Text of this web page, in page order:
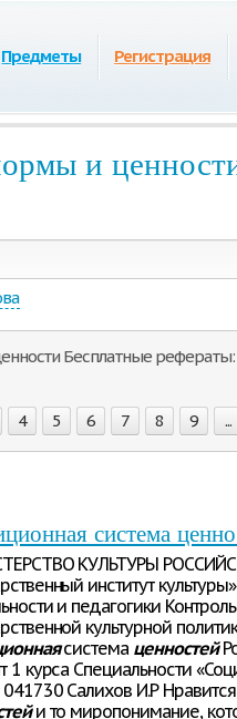
Предметы Регистрация
и
Бесплатные рефераты:
4 5 6 7 8 9 ...
система
КУЛЬТУРЫ
институт
и педагогики
культурной
система ценностей
1 курса Специальности
041730 Салихов И.Р
и то миропонимание,